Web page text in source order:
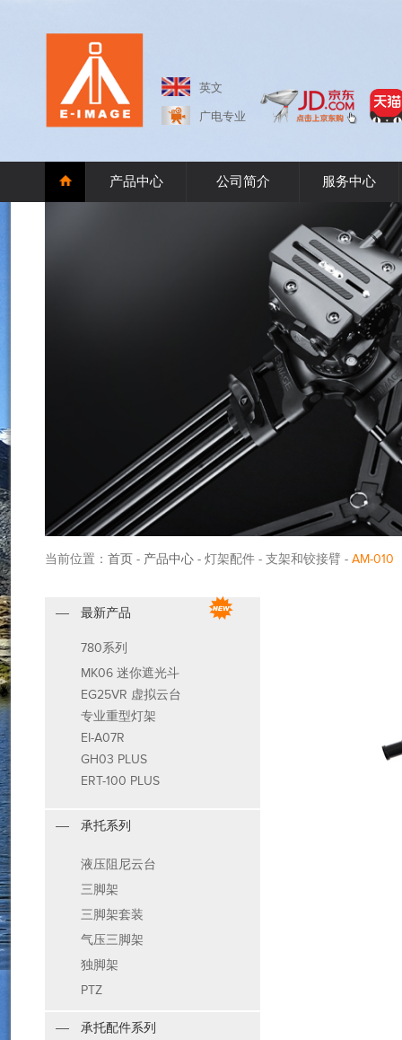
英文
广电专业
产品中心 公司简介 服务中心
当前位置： 首页 - 产品中心 - 灯架配件 - 支架和铰接臂 - AM-010
最新产品
780系列
MK06 迷你遮光斗
EG25VR 虚拟云台
专业重型灯架
EI-A07R
GH03 PLUS
ERT-100 PLUS
承托系列
液压阻尼云台
三脚架
三脚架套装
气压三脚架
独脚架
PTZ
承托配件系列